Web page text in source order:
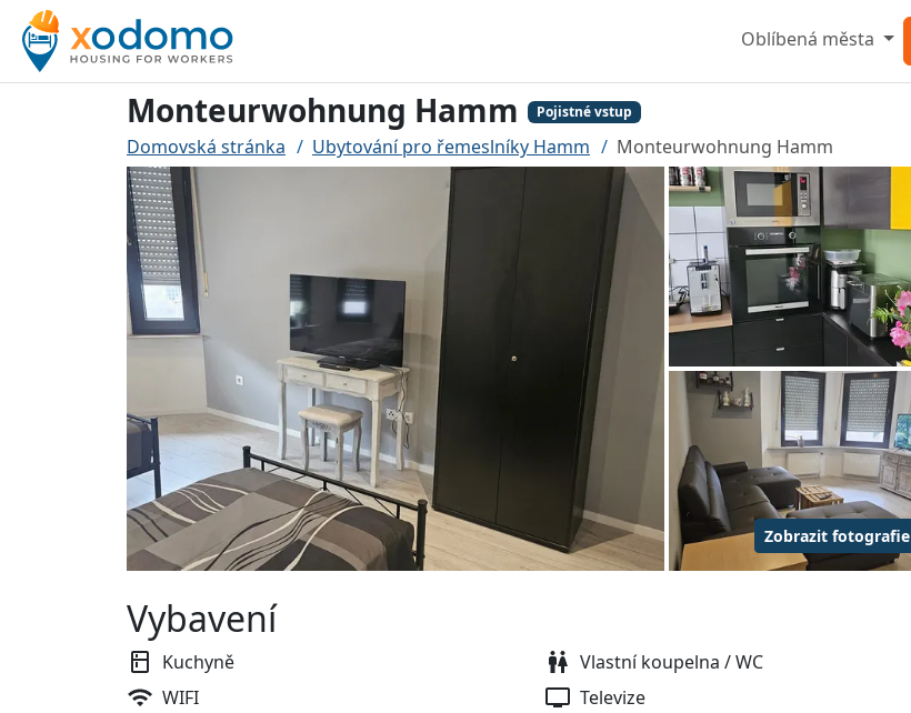
Oblíbená města
Monteurwohnung Hamm Pojistné vstup
Domovská stránka Ubytování pro řemeslníky Hamm Monteurwohnung Hamm
Zobrazit fotografie
Vybavení
Kuchyně
Vlastní koupelna / WC
WIFI
Televize